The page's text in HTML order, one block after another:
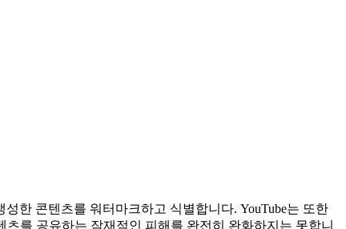
한 콘텐츠를 워터마크하고 식별합니다. YouTube는 또한
를 공유하는 잠재적인 피해를 완전히 완화하지는 못합니